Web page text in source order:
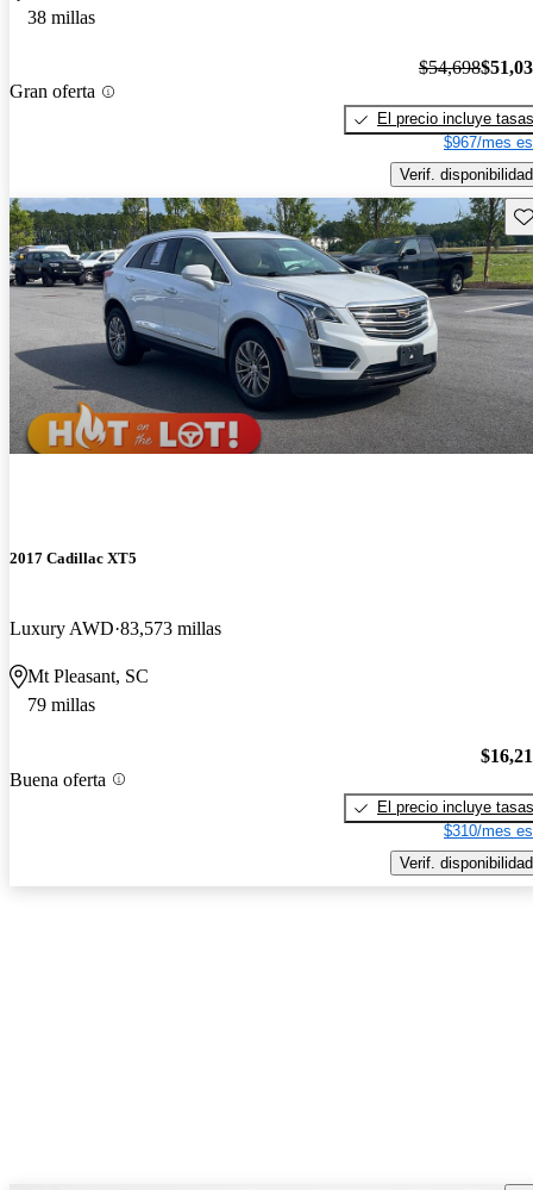
38 millas
Gran oferta
$54,698
El precio incluye tasas
$967/mes
Verif. disponibilidad
2017 Cadillac XT5
Luxury AWD 83,573 millas
Mt Pleasant, SC
79 millas
Buena oferta
El precio incluye tasas
$310/mes
Verif. disponibilidad